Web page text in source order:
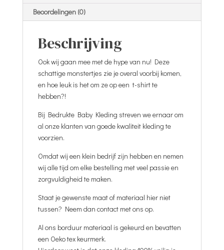
Beoordelingen (0)
Beschrijving
Ook wij gaan mee met de hype van nu! Deze
schattige monstertjes zie je overal voorbij komen,
en hoe leuk is het om ze op een t-shirt te
hebben?!
Bij Bedrukte Baby Kleding streven we ernaar om
al onze klanten van goede kwaliteit kleding te
voorzien.
Omdat wij een klein bedrijf zijn hebben en nemen
wij alle tijd om elke bestelling met veel passie en
zorgvuldigheid te maken.
Staat je gewenste maat of materiaal hier niet
tussen? Neem dan contact met ons op.
Al ons borduur materiaal is gekeurd en bevatten
een Oeko tex keurmerk.